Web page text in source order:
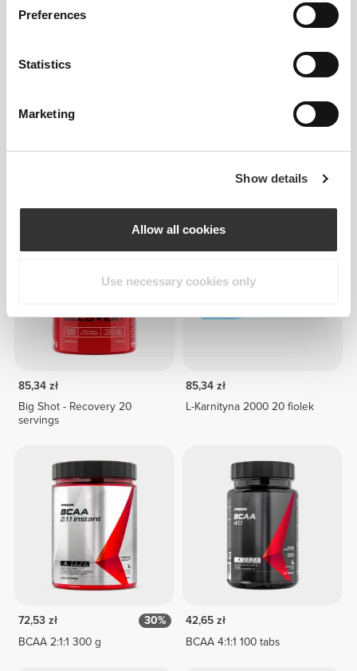
Preferences
Statistics
Marketing
Show details
Allow all cookies
Use necessary cookies only
86,91 zł
59,72 zł
Acetyl L-Karnityna 1000 mg
60 kapsułek
85,34 zł
Big Shot - Recovery 20
servings
85,34 zł
L-Karnityna 2000 20 fiolek
72,53 zł
30%
BCAA 2:1:1 300 g
42,65 zł
BCAA 4:1:1 100 tabs